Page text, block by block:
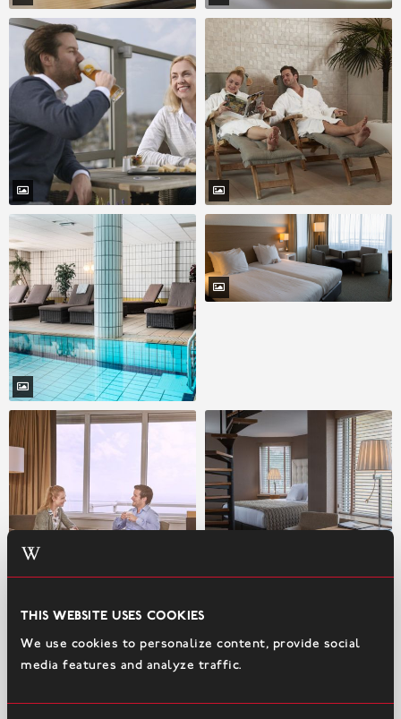
This website uses cookies
We use cookies to personalize content, provide social
media features and analyze traffic.